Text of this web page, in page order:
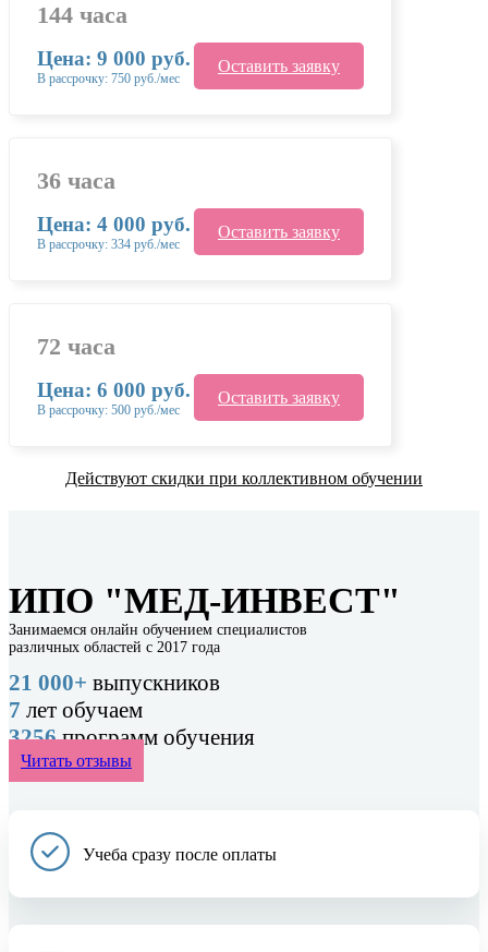
144 часа
Цена: 9 000 руб.
В рассрочку: 750 руб./мес
Оставить заявку
36 часа
Цена: 4 000 руб.
В рассрочку: 334 руб./мес
Оставить заявку
72 часа
Цена: 6 000 руб.
В рассрочку: 500 руб./мес
Оставить заявку
Действуют скидки при коллективном обучении
ИПО "МЕД-ИНВЕСТ"
Занимаемся онлайн обучением специалистов
различных областей с 2017 года
21 000+ выпускников
7 лет обучаем
3256программ обучения
Читать отзывы
Учеба сразу после оплаты